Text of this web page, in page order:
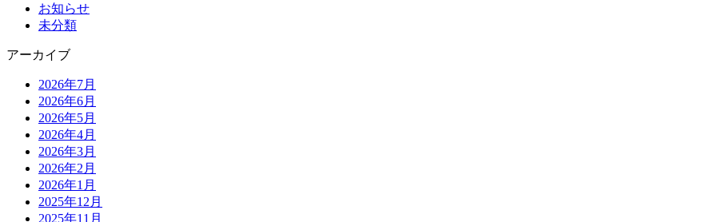
お知らせ
未分類
アーカイブ
2026年7月
2026年6月
2026年5月
2026年4月
2026年3月
2026年2月
2026年1月
2025年12月
2025年11月